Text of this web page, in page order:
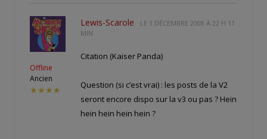
Offline
Ancien
★★★★
Lewis-Scarole LE 1 DÉCEMBRE 2008 À 22 H 11
MIN
Citation (Kaiser Panda)
Question (si c’est vrai) : les posts de la V2
seront encore dispo sur la v3 ou pas ? Hein
hein hein hein hein ?